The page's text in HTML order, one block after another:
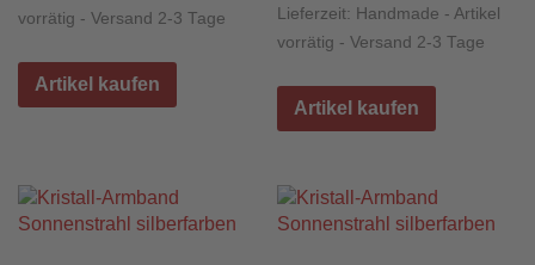
vorrätig - Versand 2-3 Tage
Artikel kaufen
Lieferzeit: Handmade - Artikel
vorrätig - Versand 2-3 Tage
Artikel kaufen